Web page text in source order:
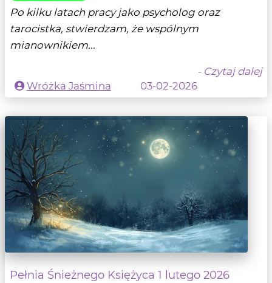
Po kilku latach pracy jako psycholog oraz
tarocistka, stwierdzam, że wspólnym
mianownikiem...
- Czytaj dalej
Wróżka Jaśmina
03-02-2026
Pełnia Śnieżnego Księżyca 1 lutego 2026